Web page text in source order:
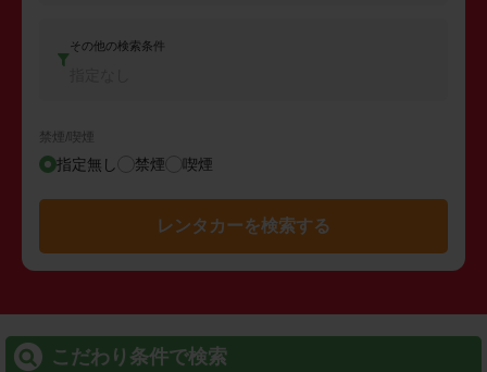
その他の検索条件
禁煙/喫煙
指定無し 禁煙 喫煙
レンタカーを検索する
こだわり条件で検索